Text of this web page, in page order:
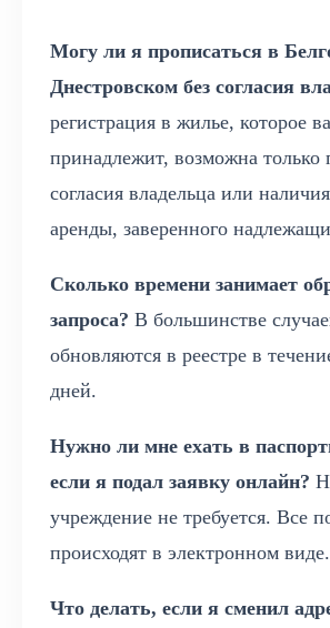
Могу ли я прописаться в
Днестровском без согласия
регистрация в жилье, которое
принадлежит, возможна только
согласия владельца или
аренды, заверенного
Сколько времени занимает
запроса? В большинстве
обновляются в реестре в
дней.
Нужно ли мне ехать в
если я подал заявку онлайн?
учреждение не требуется. Все
происходят в электронном виде.
Что делать, если я сменил